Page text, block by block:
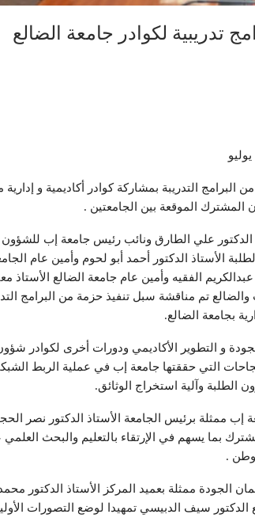
تدريبية لكوادر جامعة الضالع
التدريبة بمشاركة كوادر أكاديمية و إدارية
المشترك الموقعة بين الجامعتين .
الدكتور علي الطارق ونائب رئيس جامعة إب للشؤون
الأستاذ الدكتور أحمد أبو لحوم وأمين عام
الفقيه وأمين عام جامعة الضالع الأستاذ
والضالع تم مناقشة سبل تنفيذ حزمة من البرامج
بجامعة الضالع.
و التطوير الأكاديمي ودورات أخرى لكوادر
التي حققتها جامعة إب في عملية الربط
الطلبة وآلية استخراج الوثائق.
إب ممثلة برئيس الجامعة الأستاذ الدكتور نصر
بما يسهم في الإرتقاء بالتعليم والبحث
.
الجودة ممثلة بعميد المركز الأستاذ الدكتور
سيف الدبيسي تمهيدا لوضع التصورات